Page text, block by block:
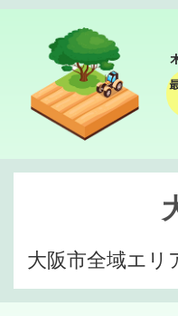
大阪市全域エリ